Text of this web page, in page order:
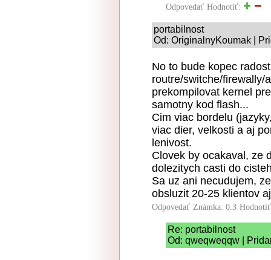
Odpovedať Hodnotiť:
portabilnost
Od: OriginalnyKoumak |
No to bude kopec
routre/switche/firewally/
prekompilovat kernel
samotny kod flash...
Cim viac bordelu
viac dier, velkosti a aj
lenivost.
Clovek by ocakaval, ze
dolezitych casti do
Sa uz ani necudujem,
obsluzit 20-25 klientov
Odpovedať Známka: 0.3
Re: portabilnost
Od: qweqweqqw |